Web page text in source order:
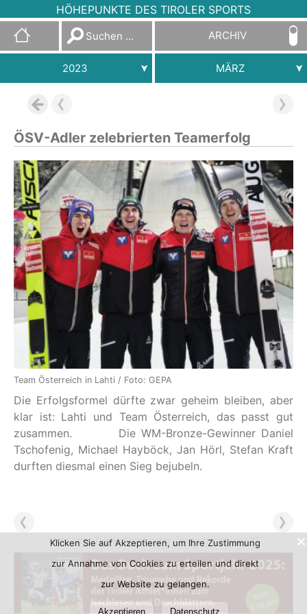
HÖHEPUNKTE DES TIROLER SPORTS
Suchen
nach:
ARCHIV
2023 MÄRZ
ÖSV-Adler zelebrierten Teamerfolg
Team Österreich in Lahti / Foto: GEPA
Die Erfolgsformel dürfte zwar geheim bleiben, aber
klar ist: Lahti und Team Österreich, das passt gut
zusammen. Die WM-Bronze-Gewinner Daniel
Tschofenig, Michael Hayböck, Jan Hörl, Stefan Kraft
durften diesmal einen Sieg bejubeln.
Mehr über Tiroler Sport unter: [www.tt.com/sport]
Klicken Sie auf Akzeptieren, um Ihre Zustimmung
zur Annahme von Cookies zu erteilen und direkt
zur Website zu gelangen.
Akzeptieren Datenschutz